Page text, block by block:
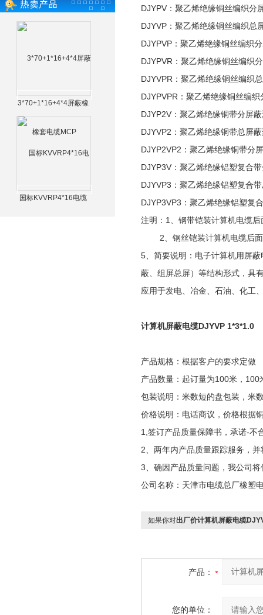
3*70+1*16+4*4屏蔽橡
国标KVVRP4*16电缆
DJYPV：聚乙烯绝缘铜丝编织分
DJYVP：聚乙烯绝缘铜丝编织总
DJYPVP：聚乙烯绝缘铜丝编织
DJYPVR：聚乙烯绝缘铜丝编织
DJYVPR：聚乙烯绝缘铜丝编织
DJYPVPR：聚乙烯绝缘铜丝编
DJYP2V：聚乙烯绝缘铜带分屏
DJYVP2：聚乙烯绝缘铜带总屏
DJYP2VP2：聚乙烯绝缘铜带分
DJYP3V：聚乙烯绝缘铝塑复合
DJYVP3：聚乙烯绝缘铝塑复合
DJYP3VP3：聚乙烯绝缘铝塑复
注明：1、钢带铠装计算机电缆后
2、钢丝铠装计算机电缆后面
5、简要说明：电子计算机用屏
蔽、组屏总屏）等结构形式，具
应用于发电、冶金、石油、化工
计算机屏蔽电缆DJYVP 1*3*1.0
产品规格：根据客户的要求定做
产品数量：起订量为100米，100
包装说明：米数短的盘包装，米
价格说明：电话商议，价格根据
1,签订产品质量保障书，承诺-不
2、两年内产品质量跟踪服务，
3、确因产品质量问题，我公司
公司名称：天津市电缆总厂橡塑
如果你对出厂价计算机屏蔽电缆
产品：
您的单位：